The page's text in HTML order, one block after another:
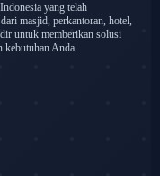
yang telah
masjid, perkantoran, hotel,
untuk memberikan solusi
kebutuhan Anda.